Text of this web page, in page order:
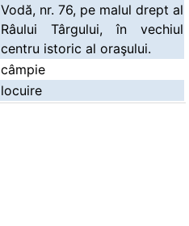
Vodă, nr. 76, pe malul drept al
Râului Târgului, în vechiul
centru istoric al oraşului.
câmpie
locuire